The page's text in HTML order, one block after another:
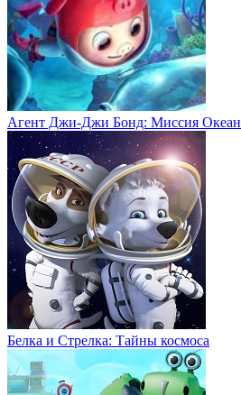
Агент Джи-Джи Бонд: Миссия Океан
Белка и Стрелка: Тайны космоса